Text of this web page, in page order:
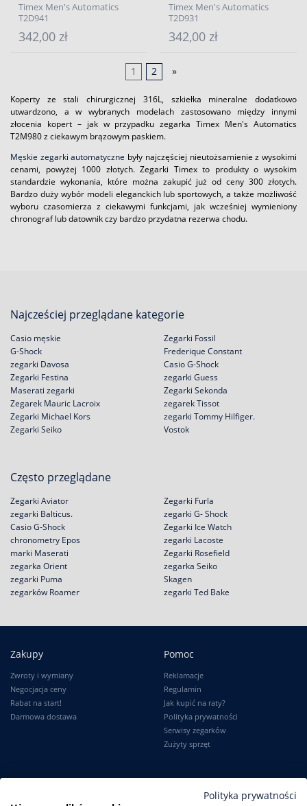
Timex Men's Automatics
T2D941
342,00 zł
Timex Men's Automatics
T2D931
342,00 zł
1 2 »
Koperty ze stali chirurgicznej 316L, szkiełka mineralne dodatkowo
utwardzono, a w wybranych modelach zastosowano między innymi
złocenia kopert – jak w przypadku zegarka Timex Men's Automatics
T2M980 z ciekawym brązowym paskiem.
Męskie zegarki automatyczne były najczęściej nieutożsamienie z wysokimi
cenami, powyżej 1000 złotych. Zegarki Timex to produkty o wysokim
standardzie wykonania, które można zakupić już od ceny 300 złotych.
Bardzo duży wybór modeli eleganckich lub sportowych, a także możliwość
wyboru czasomierza z ciekawymi funkcjami, jak wcześniej wymieniony
chronograf lub datownik czy bardzo przydatna rezerwa chodu.
Najcześciej przeglądane kategorie
Casio męskie
G-Shock
zegarki Davosa
Zegarki Festina
Zegarki Fossil
Frederique Constant
Casio G-Shock
zegarki Guess
Maserati zegarki
Zegarek Mauric Lacroix
Zegarki Michael Kors
Zegarki Seiko
Zegarki Sekonda
zegarek Tissot
zegarki Tommy Hilfiger.
Vostok
Często przeglądane
Zegarki Aviator
zegarki Balticus.
Casio G-Shock
chronometry Epos
Zegarki Furla
zegarki G- Shock
Zegarki Ice Watch
zegarki Lacoste
marki Maserati
zegarka Orient
zegarki Puma
zegarków Roamer
Zegarki Rosefield
zegarka Seiko
Skagen
zegarki Ted Bake
Zakupy
Zwroty i wymiany
Negocjacja ceny
Rabat na start!
Darmowa dostawa
Pomoc
Reklamacje
Regulamin
Jak kupić na raty?
Polityka prywatności
Serwisy zegarków
Zużyty sprzęt
InformacjePolityka prywatności